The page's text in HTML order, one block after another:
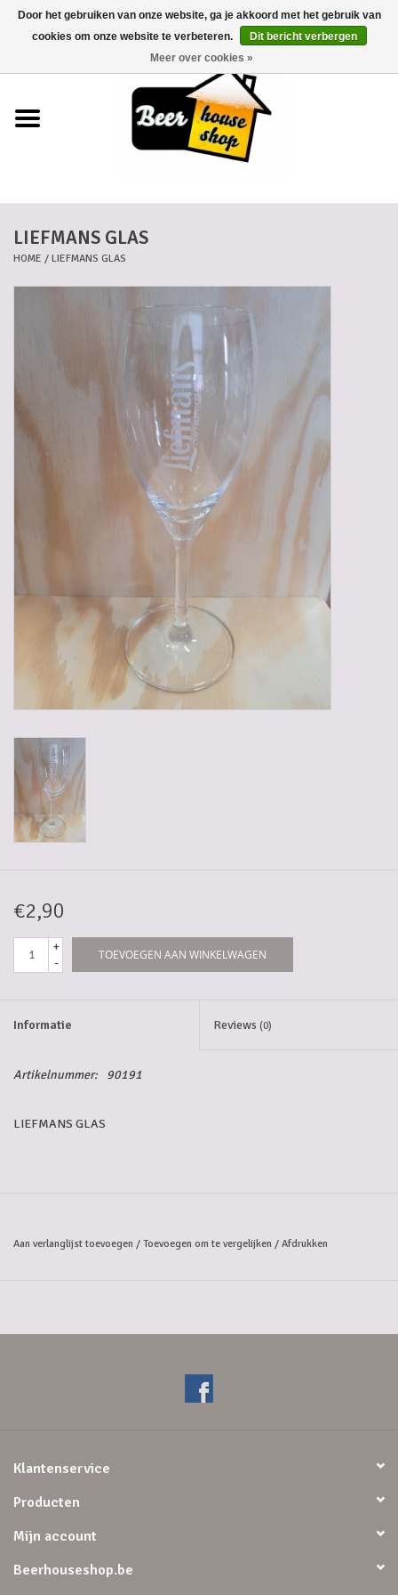
0 Artikelen - €0,00
Biermanden
Blikken
Dankkaartjes
Gadgets
Manden/Kratten
Streekproducten
Sweets
5-6l vaten
Streekproducten/Diverse
LIEFMANS GLAS
HOME / LIEFMANS GLAS
€2,90
+
-
TOEVOEGEN AAN WINKELWAGEN
Informatie Reviews (0)
Artikelnummer: 90191
LIEFMANS GLAS
Aan verlanglijst toevoegen / Toevoegen om te vergelijken / Afdrukken
Klantenservice
Producten
Mijn account
Beerhouseshop.be
Door het gebruiken van onze website, ga je akkoord met het gebruik van
cookies om onze website te verbeteren.
Dit bericht verbergen
Meer over cookies »